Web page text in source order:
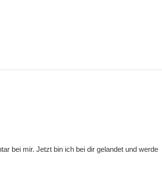
bei mir. Jetzt bin ich bei dir gelandet und werde